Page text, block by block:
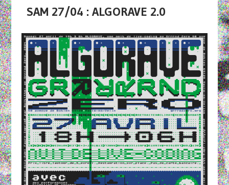
SAM 27/04 : ALGORAVE 2.0